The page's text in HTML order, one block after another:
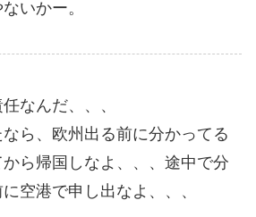
いかー。
なんだ、、、
ら、欧州出る前に分かってる
ら帰国しなよ、、、途中で分
空港で申し出なよ、、、